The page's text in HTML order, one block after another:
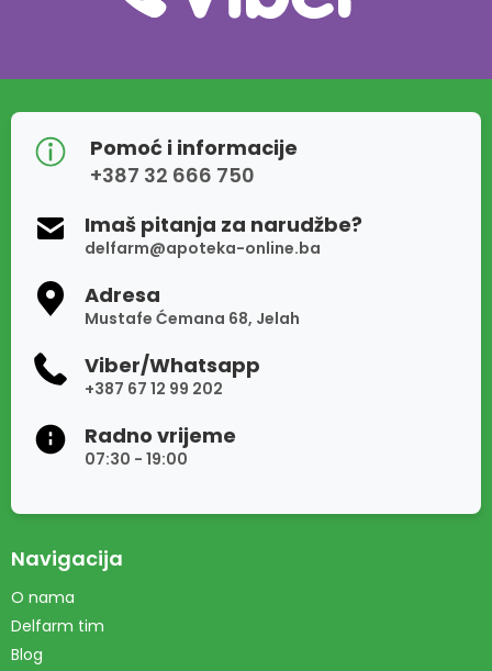
Pomoć i informacije
+387 32 666 750
Imaš pitanja za narudžbe?
delfarm@apoteka-online.ba
Adresa
Mustafe Ćemana 68, Jelah
Viber/Whatsapp
+387 67 12 99 202
Radno vrijeme
07:30 - 19:00
Navigacija
O nama
Delfarm tim
Blog